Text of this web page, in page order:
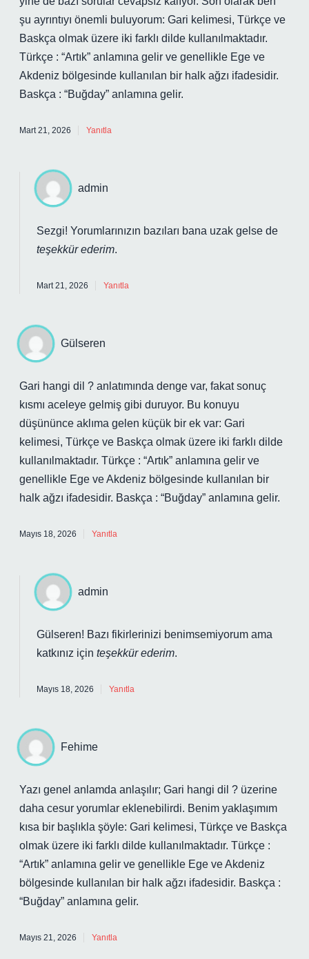
şu ayrıntıyı önemli buluyorum: Gari kelimesi, Türkçe ve
Baskça olmak üzere iki farklı dilde kullanılmaktadır.
Türkçe : “Artık” anlamına gelir ve genellikle Ege ve
Akdeniz bölgesinde kullanılan bir halk ağzı ifadesidir.
Baskça : “Buğday” anlamına gelir.
Mart 21, 2026 Yanıtla
admin
Sezgi! Yorumlarınızın bazıları bana uzak gelse de
teşekkür ederim.
Mart 21, 2026 Yanıtla
Gülseren
Gari hangi dil ? anlatımında denge var, fakat sonuç
kısmı aceleye gelmiş gibi duruyor. Bu konuyu
düşününce aklıma gelen küçük bir ek var: Gari
kelimesi, Türkçe ve Baskça olmak üzere iki farklı dilde
kullanılmaktadır. Türkçe : “Artık” anlamına gelir ve
genellikle Ege ve Akdeniz bölgesinde kullanılan bir
halk ağzı ifadesidir. Baskça : “Buğday” anlamına gelir.
Mayıs 18, 2026 Yanıtla
admin
Gülseren! Bazı fikirlerinizi benimsemiyorum ama
katkınız için teşekkür ederim.
Mayıs 18, 2026 Yanıtla
Fehime
Yazı genel anlamda anlaşılır; Gari hangi dil ? üzerine
daha cesur yorumlar eklenebilirdi. Benim yaklaşımım
kısa bir başlıkla şöyle: Gari kelimesi, Türkçe ve Baskça
olmak üzere iki farklı dilde kullanılmaktadır. Türkçe :
“Artık” anlamına gelir ve genellikle Ege ve Akdeniz
bölgesinde kullanılan bir halk ağzı ifadesidir. Baskça :
“Buğday” anlamına gelir.
Mayıs 21, 2026 Yanıtla